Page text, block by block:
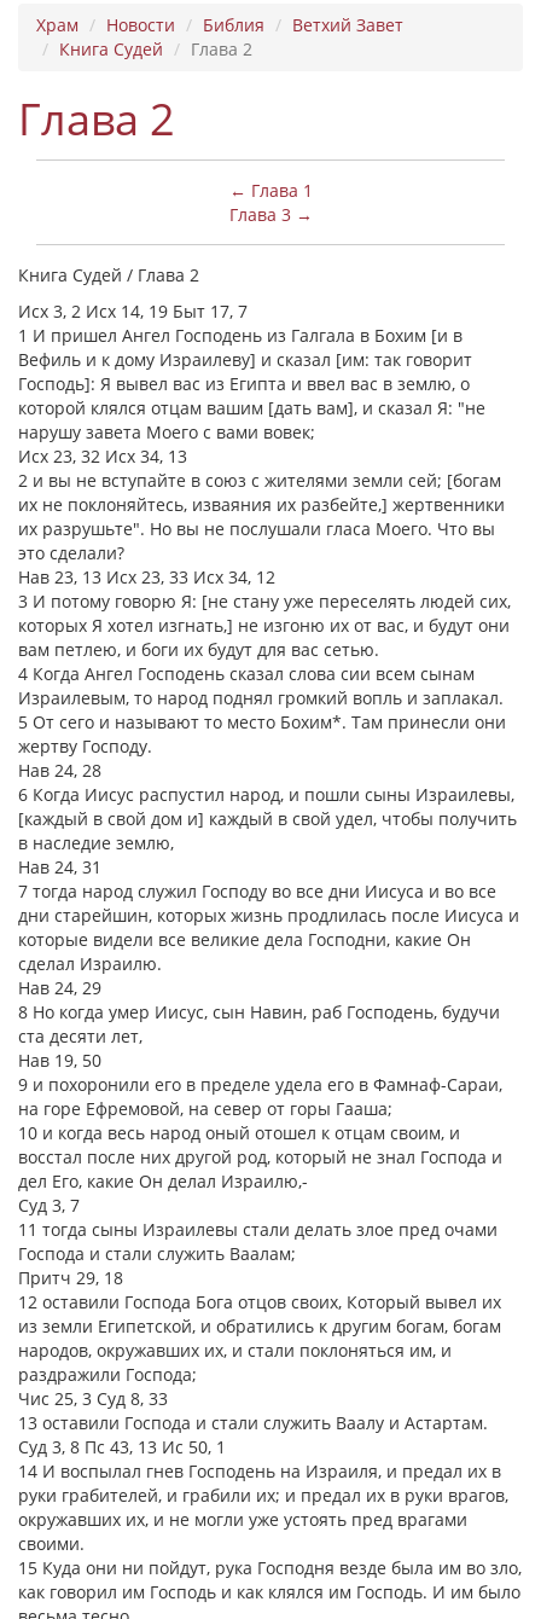
Храм Новости Библия
Ветхий Завет
Книга Судей
Глава 2
Глава 2
← Глава 1
Глава 3 →
Книга Судей / Глава 2
Исх 3, 2 Исх 14, 19 Быт 17, 7
1 И пришел Ангел Господень из Галгала в Бохим [и в
Вефиль и к дому Израилеву] и сказал [им: так говорит
Господь]: Я вывел вас из Египта и ввел вас в землю, о
которой клялся отцам вашим [дать вам], и сказал Я: "не
нарушу завета Моего с вами вовек;
Исх 23, 32 Исх 34, 13
2 и вы не вступайте в союз с жителями земли сей; [богам
их не поклоняйтесь, изваяния их разбейте,] жертвенники
их разрушьте". Но вы не послушали гласа Моего. Что вы
это сделали?
Нав 23, 13 Исх 23, 33 Исх 34, 12
3 И потому говорю Я: [не стану уже переселять людей сих,
которых Я хотел изгнать,] не изгоню их от вас, и будут они
вам петлею, и боги их будут для вас сетью.
4 Когда Ангел Господень сказал слова сии всем сынам
Израилевым, то народ поднял громкий вопль и заплакал.
5 От сего и называют то место Бохим*. Там принесли они
жертву Господу.
Нав 24, 28
6 Когда Иисус распустил народ, и пошли сыны Израилевы,
[каждый в свой дом и] каждый в свой удел, чтобы получить
в наследие землю,
Нав 24, 31
7 тогда народ служил Господу во все дни Иисуса и во все
дни старейшин, которых жизнь продлилась после Иисуса и
которые видели все великие дела Господни, какие Он
сделал Израилю.
Нав 24, 29
8 Но когда умер Иисус, сын Навин, раб Господень, будучи
ста десяти лет,
Нав 19, 50
9 и похоронили его в пределе удела его в Фамнаф-Сараи,
на горе Ефремовой, на север от горы Гааша;
10 и когда весь народ оный отошел к отцам своим, и
восстал после них другой род, который не знал Господа и
дел Его, какие Он делал Израилю,-
Суд 3, 7
11 тогда сыны Израилевы стали делать злое пред очами
Господа и стали служить Ваалам;
Притч 29, 18
12 оставили Господа Бога отцов своих, Который вывел их
из земли Египетской, и обратились к другим богам, богам
народов, окружавших их, и стали поклоняться им, и
раздражили Господа;
Чис 25, 3 Суд 8, 33
13 оставили Господа и стали служить Ваалу и Астартам.
Суд 3, 8 Пс 43, 13 Ис 50, 1
14 И воспылал гнев Господень на Израиля, и предал их в
руки грабителей, и грабили их; и предал их в руки врагов,
окружавших их, и не могли уже устоять пред врагами
своими.
15 Куда они ни пойдут, рука Господня везде была им во зло,
как говорил им Господь и как клялся им Господь. И им было